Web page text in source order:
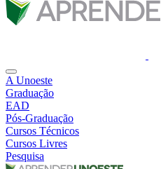
A Unoeste
Graduação
EAD
Pós-Graduação
Cursos Técnicos
Cursos Livres
Pesquisa